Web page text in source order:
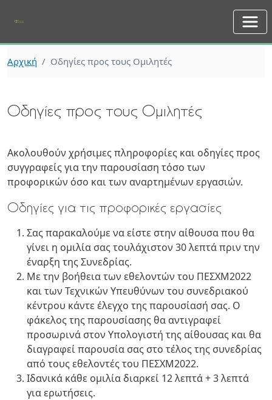
Αρχική Οδηγίες προς τους Ομιλητές
Οδηγίες προς τους Ομιλητές
Ακολουθούν χρήσιμες πληροφορίες και οδηγίες προς
συγγραφείς για την παρουσίαση τόσο των
προφορικών όσο και των αναρτημένων εργασιών.
Οδηγίες για τις προφορικές εργασίες
Σας παρακαλούμε να είστε στην αίθουσα που θα
γίνει η ομιλία σας τουλάχιστον 30 λεπτά πριν την
έναρξη της Συνεδρίας.
Με την βοήθεια των εθελοντών του ΠΕΣΧΜ2022
και των Τεχνικών Υπευθύνων του συνεδριακού
κέντρου κάντε έλεγχο της παρουσίασή σας. Ο
φάκελος της παρουσίασης θα αντιγραφεί
προσωρινά στον Υπολογιστή της αίθουσας και θα
διαγραφεί παρουσία σας στο τέλος της συνεδρίας
από τους εθελοντές του ΠΕΣΧΜ2022.
Ιδανικά κάθε ομιλία διαρκεί 12 λεπτά + 3 λεπτά
για ερωτήσεις.